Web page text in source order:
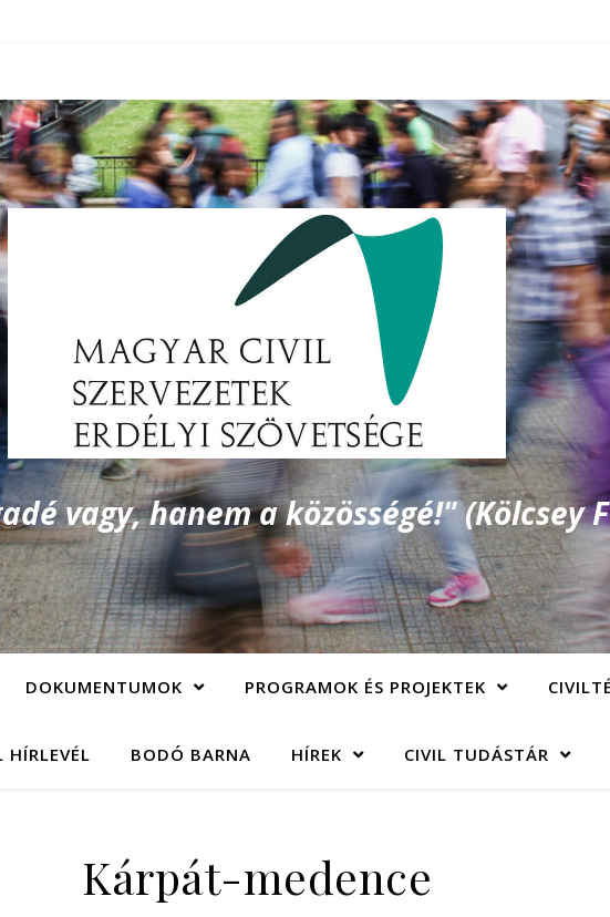
vagy, hanem a közösségé!" (Kölcsey
DOKUMENTUMOK PROGRAMOK ÉS PROJEKTEK
HÍRLEVÉL BODÓ BARNA HÍREK CIVIL TUDÁSTÁR
Kárpát-medence